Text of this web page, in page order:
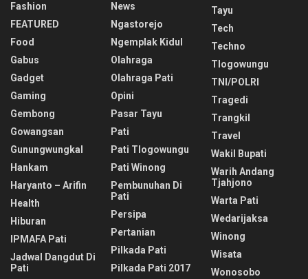
Fashion
FEATURED
Food
Gabus
Gadget
Gaming
Gembong
Gowangsan
Gunungwungkal
Hankam
Haryanto – Arifin
Health
Hiburan
IPMAFA Pati
Jadwal Dangdut Di
Pati
News
Ngastorejo
Ngemplak Kidul
Olahraga
Olahraga Pati
Opini
Pasar Tayu
Pati
Pati Tlogowungu
Pati Winong
Pembunuhan Di
Pati
Persipa
Pertanian
Pilkada Pati
Pilkada Pati 2017
Tayu
Tech
Techno
Tlogowungu
TNI/POLRI
Tragedi
Trangkil
Travel
Wakil Bupati
Warih Andang
Tjahjono
Warta Pati
Wedarijaksa
Winong
Wisata
Wonosobo